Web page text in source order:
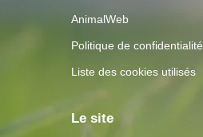
AnimalWeb
Politique de confidentialité
Liste des cookies utilisés
Le site